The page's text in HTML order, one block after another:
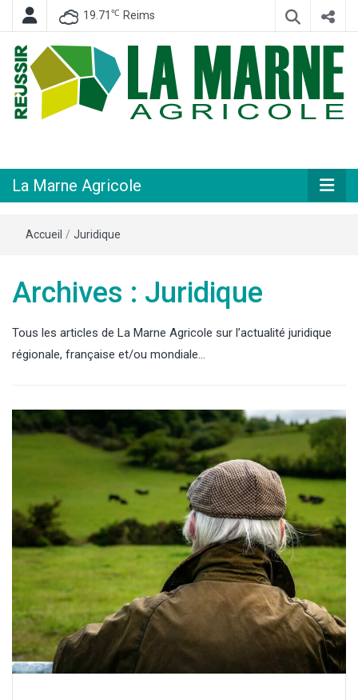
19.71 ℃ Reims
Agricole
La Marne Agricole
Accueil / Juridique
Archives : Juridique
Tous les articles de La Marne Agricole sur l’actualité juridique
régionale, française et/ou mondiale…